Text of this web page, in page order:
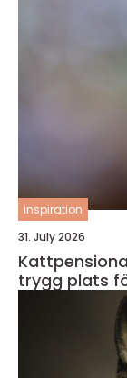
inspiration
31. July 2026
Kattpensionat i
trygg plats